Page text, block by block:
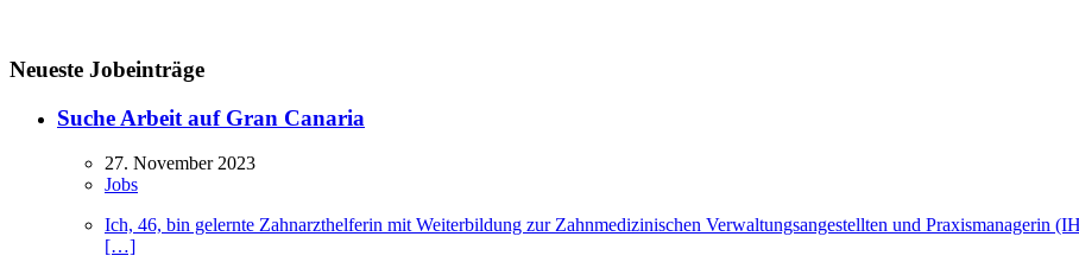
Neueste Jobeinträge
Suche Arbeit auf Gran Canaria
27. November 2023
Jobs
Ich, 46, bin gelernte Zahnarzthelferin mit Weiterbildung zur Zahnmedizinischen Verwaltungsangestellten und Praxismanagerin
[…]